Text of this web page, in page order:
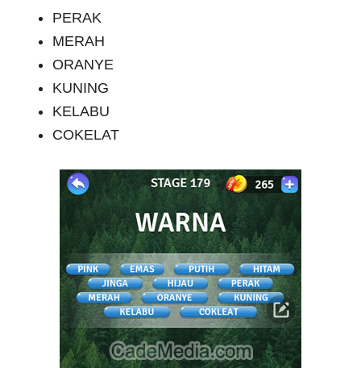
PERAK
MERAH
ORANYE
KUNING
KELABU
COKELAT